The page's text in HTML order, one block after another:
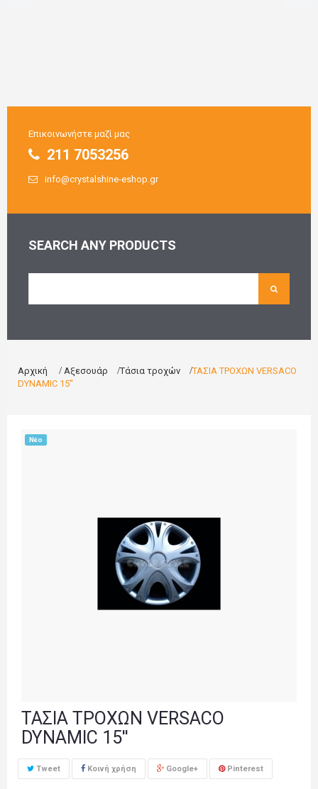
Επικοινωνήστε μαζί μας
211 7053256
info@crystalshine-eshop.gr
SEARCH ANY PRODUCTS
Αρχική Αξεσουάρ Τάσια τροχών
ΤΑΣΙΑ ΤΡΟΧΩΝ VERSACO
DYNAMIC 15''
Νέο
ΤΑΣΙΑ ΤΡΟΧΩΝ VERSACO
DYNAMIC 15''
Tweet Κοινή χρήση Google+ Pinterest